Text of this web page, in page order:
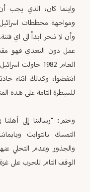
واينما كان، الذي يجب أن
ومواجهة مخططات
وأن لا ننجر ابداً الى اي
عمل دون التعدي فهو
العام 1982
انتفضوا، وكذلك اثناء
للسيطرة التامة على هذه
وختم: "رسالتنا إلى
التمسك بالثوابت
والجذور وعدم التخلي
الوقف التام للحرب على